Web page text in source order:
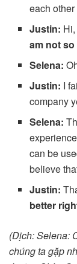
each
Justin:
am not
Selena:
Justin: I
company
Selena:
can be
believe
Justin:
better
(Dịch: Selena:
chúng ta gặp